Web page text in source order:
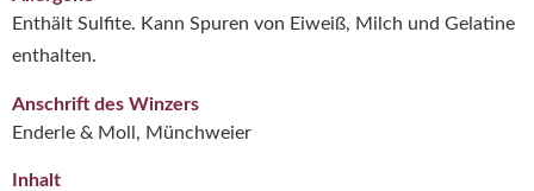
Enthält Sulfite. Kann Spuren von Eiweiß, Milch und Gelatine
enthalten.
Anschrift des Winzers
Enderle & Moll, Münchweier
Inhalt